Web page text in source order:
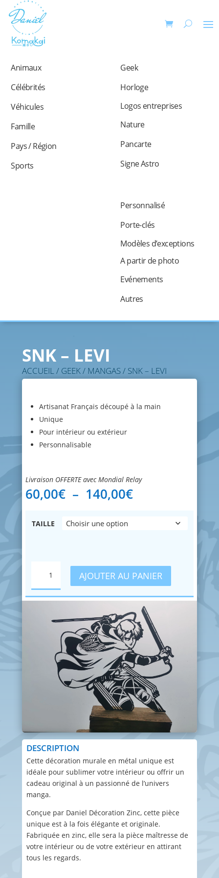
Animaux
Célébrités
Véhicules
Famille
Pays / Région
Sports
Geek
Horloge
Logos entreprises
Nature
Pancarte
Signe Astro
Personnalisé
Porte-clés
Modèles d’exceptions
A partir de photo
Evénements
Autres
SNK – LEVI
ACCUEIL/ GEEK/ MANGAS/ SNK – LEVI
Artisanat Français découpé à la main
Unique
Pour intérieur ou extérieur
Personnalisable
Livraison OFFERTE avec Mondial Relay
60,00€ – 140,00€Plage
de
TAILLE
SNK
-
AJOUTER AU PANIER
DESCRIPTION
Cette décoration murale en métal unique est
idéale pour sublimer votre intérieur ou offrir un
cadeau original à un passionné de l’univers
manga.
Conçue par Daniel Décoration Zinc, cette pièce
unique est à la fois élégante et originale.
Fabriquée en zinc, elle sera la pièce maîtresse de
votre intérieur ou de votre extérieur en attirant
tous les regards.